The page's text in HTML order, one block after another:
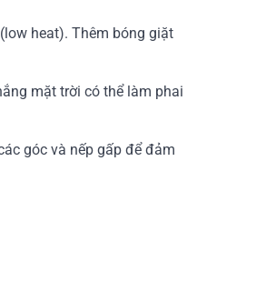
heat). Thêm bóng giặt
mặt trời có thể làm phai
góc và nếp gấp để đảm